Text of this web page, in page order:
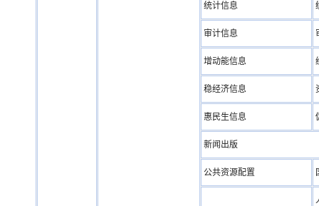
统计信息
审计信息
增动能信息
稳经济信息
惠民生信息
新闻出版
公共资源配置